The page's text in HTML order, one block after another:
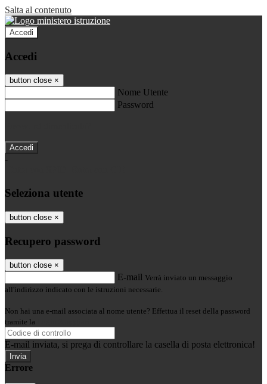
Salta al contenuto
Accedi
Accedi
button close ×
Nome Utente
Password
-
Seleziona utente
button close ×
Recupero password
button close ×
E-mail Verrà inviato un messaggio
all'indirizzo indicato con le istruzioni necessarie.
Non hai una e-mail associata al nome utente? Effettua il reset della password
tramite la
E-mail inviata, si prega di controllare la casella di posta elettronica!
Errore